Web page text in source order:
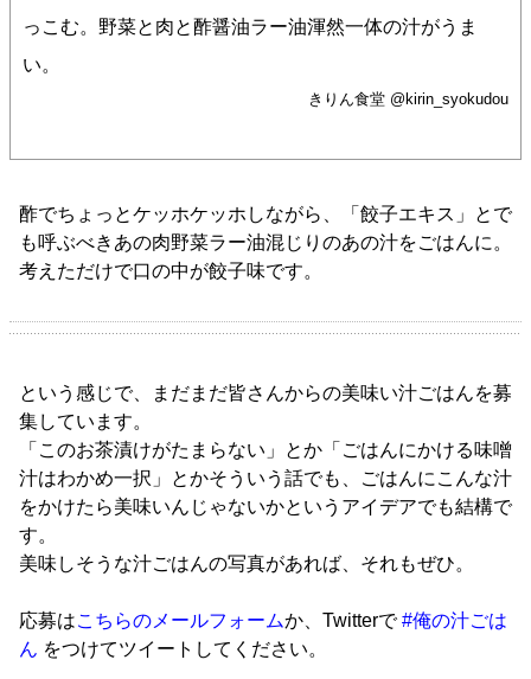
っこむ。野菜と肉と酢醤油ラー油渾然一体の汁がうま
い。
きりん食堂 @kirin_syokudou
酢でちょっとケッホケッホしながら、「餃子エキス」とで
も呼ぶべきあの肉野菜ラー油混じりのあの汁をごはんに。
考えただけで口の中が餃子味です。
という感じで、まだまだ皆さんからの美味い汁ごはんを募
集しています。
「このお茶漬けがたまらない」とか「ごはんにかける味噌
汁はわかめ一択」とかそういう話でも、ごはんにこんな汁
をかけたら美味いんじゃないかというアイデアでも結構で
す。
美味しそうな汁ごはんの写真があれば、それもぜひ。
応募はこちらのメールフォームか、Twitterで#俺の汁ごは
ん をつけてツイートしてください。